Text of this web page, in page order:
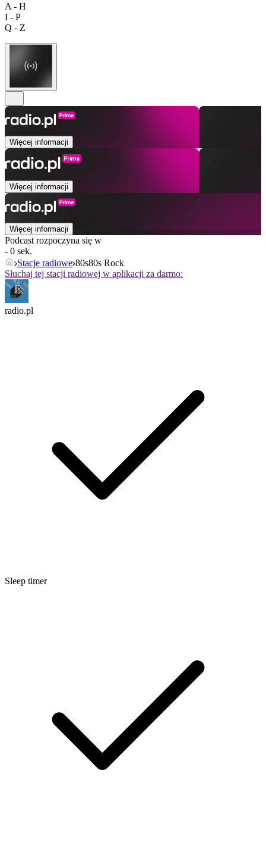
A - H
I - P
Q - Z
Więcej informacji
Więcej informacji
Więcej informacji
Podcast rozpoczyna się w
- 0 sek.
Stacje radiowe 80s80s Rock
Słuchaj tej stacji radiowej w aplikacji za darmo:
radio.pl
Sleep timer